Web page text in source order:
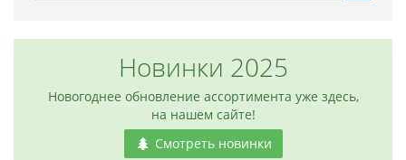
Новинки 2025
Новогоднее обновление ассортимента уже здесь,
на нашем сайте!
Смотреть новинки